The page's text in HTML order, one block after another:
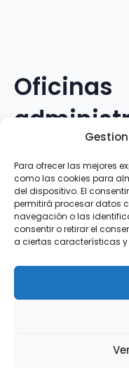
Para ofrecer las mejores
como las cookies para
del dispositivo. El
permitirá procesar datos
navegación o las
consentir o retirar el
a ciertas características y
Oficinas
Avenida Galileo
15.008 · A Coruña ·
Teléfono:
WhatsApp: